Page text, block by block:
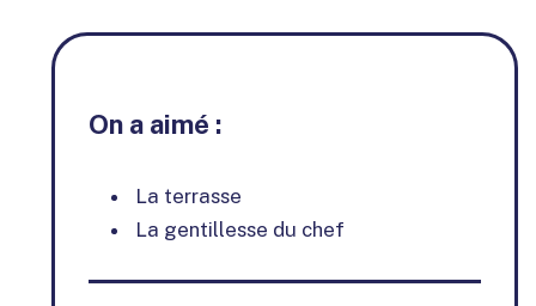
On a aimé :
La terrasse
La gentillesse du chef